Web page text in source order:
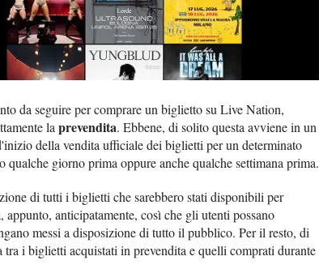
da seguire per comprare un biglietto su Live Nation,
la prevendita. Ebbene, di solito questa avviene in un
della vendita ufficiale dei biglietti per un determinato
qualche giorno prima oppure anche qualche settimana prima.
di tutti i biglietti che sarebbero stati disponibili per
appunto, anticipatamente, così che gli utenti possano
messi a disposizione di tutto il pubblico. Per il resto, di
i biglietti acquistati in prevendita e quelli comprati durante